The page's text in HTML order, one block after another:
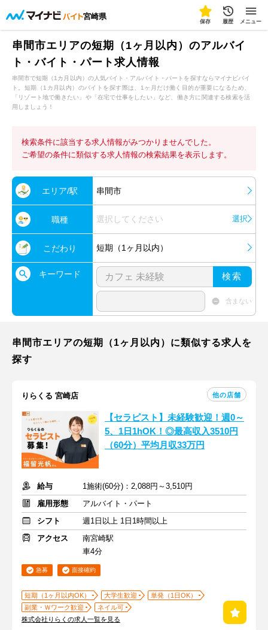
宮崎県
保存 履歴 メニュー
串間市エリアの短期（1ヶ月以内）のアルバイ
ト・バイト・パート求人情報
串間市で短期（1カ月以内）の人気バイト・アルバイト・パートを探すならマイナビバイ
ト。短期（1カ月以内）のバイトを探す際は、1ヶ月だけ働く目的が重要になるため、
「リゾート地で働きたい」や「在宅で仕事をしたい」など、働き方に関連する検索を活
用しましょう！
検索条件に該当する求人情報がみつかりませんでした。
ご希望の条件に類似する求人情報の検索結果を表示します。
エリア/駅 串間市
職種 選択してください 選択
こだわり 短期（1ヶ月以内）
キーワード 検索
含まない
串間市エリアの短期（1ヶ月以内）に類似する求人を
探す
りらくる 宮崎店 他の店舗
【セラピスト】未経験歓迎！週0～
5、1日1hOK！◎最高収入3510円
（60分）平均月収33万円
給与
1施術(60分)：2,088円～3,510円
雇用形態
アルバイト・パート
シフト
週1日以上 1日1時間以上
アクセス
南宮崎駅
車4分
急募 面接確約
短期（1ヶ月以内OK） 大学生歓迎
単発（1日OK）
副業・Ｗワーク歓迎
ネイル可
株式会社りらくの求人一覧を見る